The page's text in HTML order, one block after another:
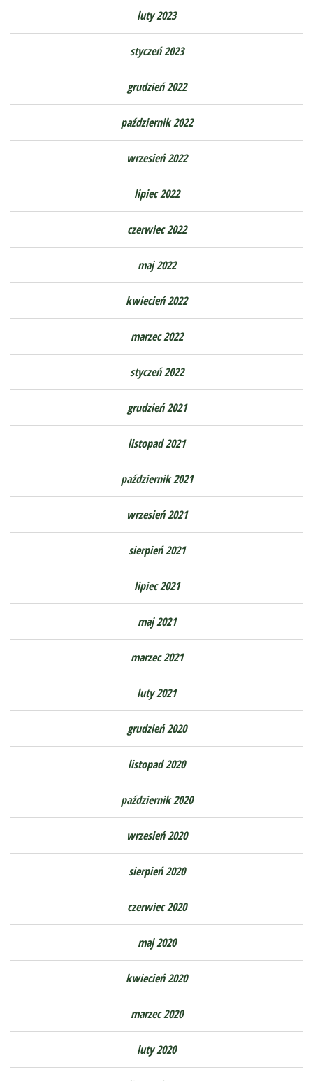
luty 2023
styczeń 2023
grudzień 2022
październik 2022
wrzesień 2022
lipiec 2022
czerwiec 2022
maj 2022
kwiecień 2022
marzec 2022
styczeń 2022
grudzień 2021
listopad 2021
październik 2021
wrzesień 2021
sierpień 2021
lipiec 2021
maj 2021
marzec 2021
luty 2021
grudzień 2020
listopad 2020
październik 2020
wrzesień 2020
sierpień 2020
czerwiec 2020
maj 2020
kwiecień 2020
marzec 2020
luty 2020